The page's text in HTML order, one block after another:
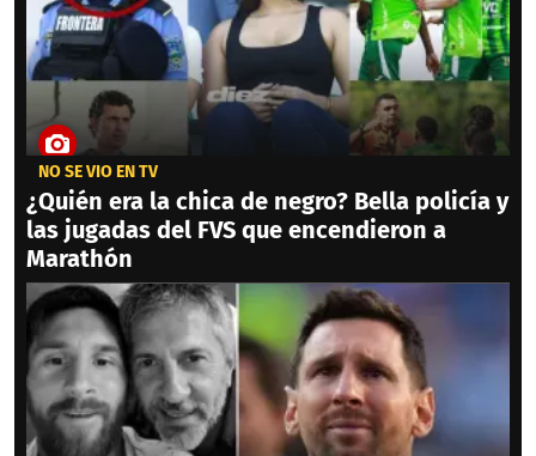
NO SE VIO EN TV
¿Quién era la chica de negro? Bella policía y
las jugadas del FVS que encendieron a
Marathón